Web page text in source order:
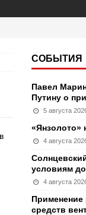
СОБЫТИЯ
Павел
Путину о
5 августа
«Янзолото»
4 августа
условиям
4 августа
Применение
средств